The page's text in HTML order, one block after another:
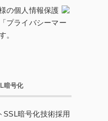
の個人情報保護
プライバシーマー
。
暗号化
SSL暗号化技術採用